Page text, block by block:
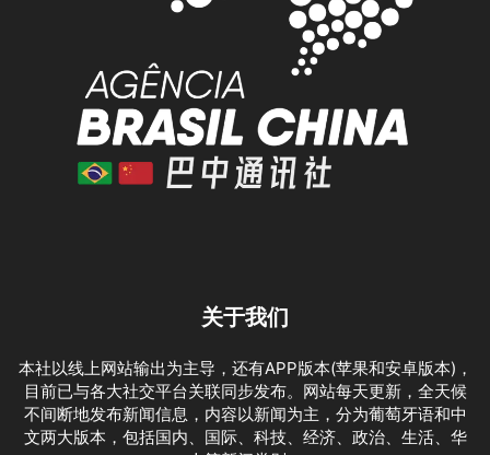
关于我们
本社以线上网站输出为主导，还有APP版本(苹果和安卓版本)，
目前已与各大社交平台关联同步发布。网站每天更新，全天候
不间断地发布新闻信息，内容以新闻为主，分为葡萄牙语和中
文两大版本，包括国内、国际、科技、经济、政治、生活、华